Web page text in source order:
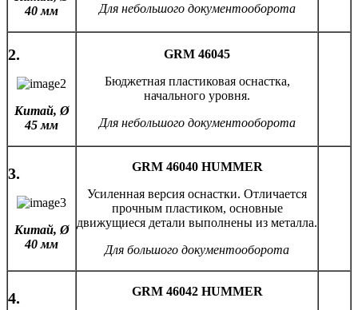
40 мм
Для небольшого документооборота
2.
Китай, Ø
45 мм
GRM 46045
Бюджетная пластиковая оснастка,
начального уровня.
Для небольшого документооборота
3.
Китай, Ø
40 мм
GRM 46040 HUMMER
Усиленная версия оснастки. Отличается
прочным пластиком, основные
движущиеся детали выполнены из металла.
Для большого документооборота
4.
GRM 46042 HUMMER